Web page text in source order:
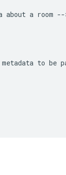
about a room --
metadata to be